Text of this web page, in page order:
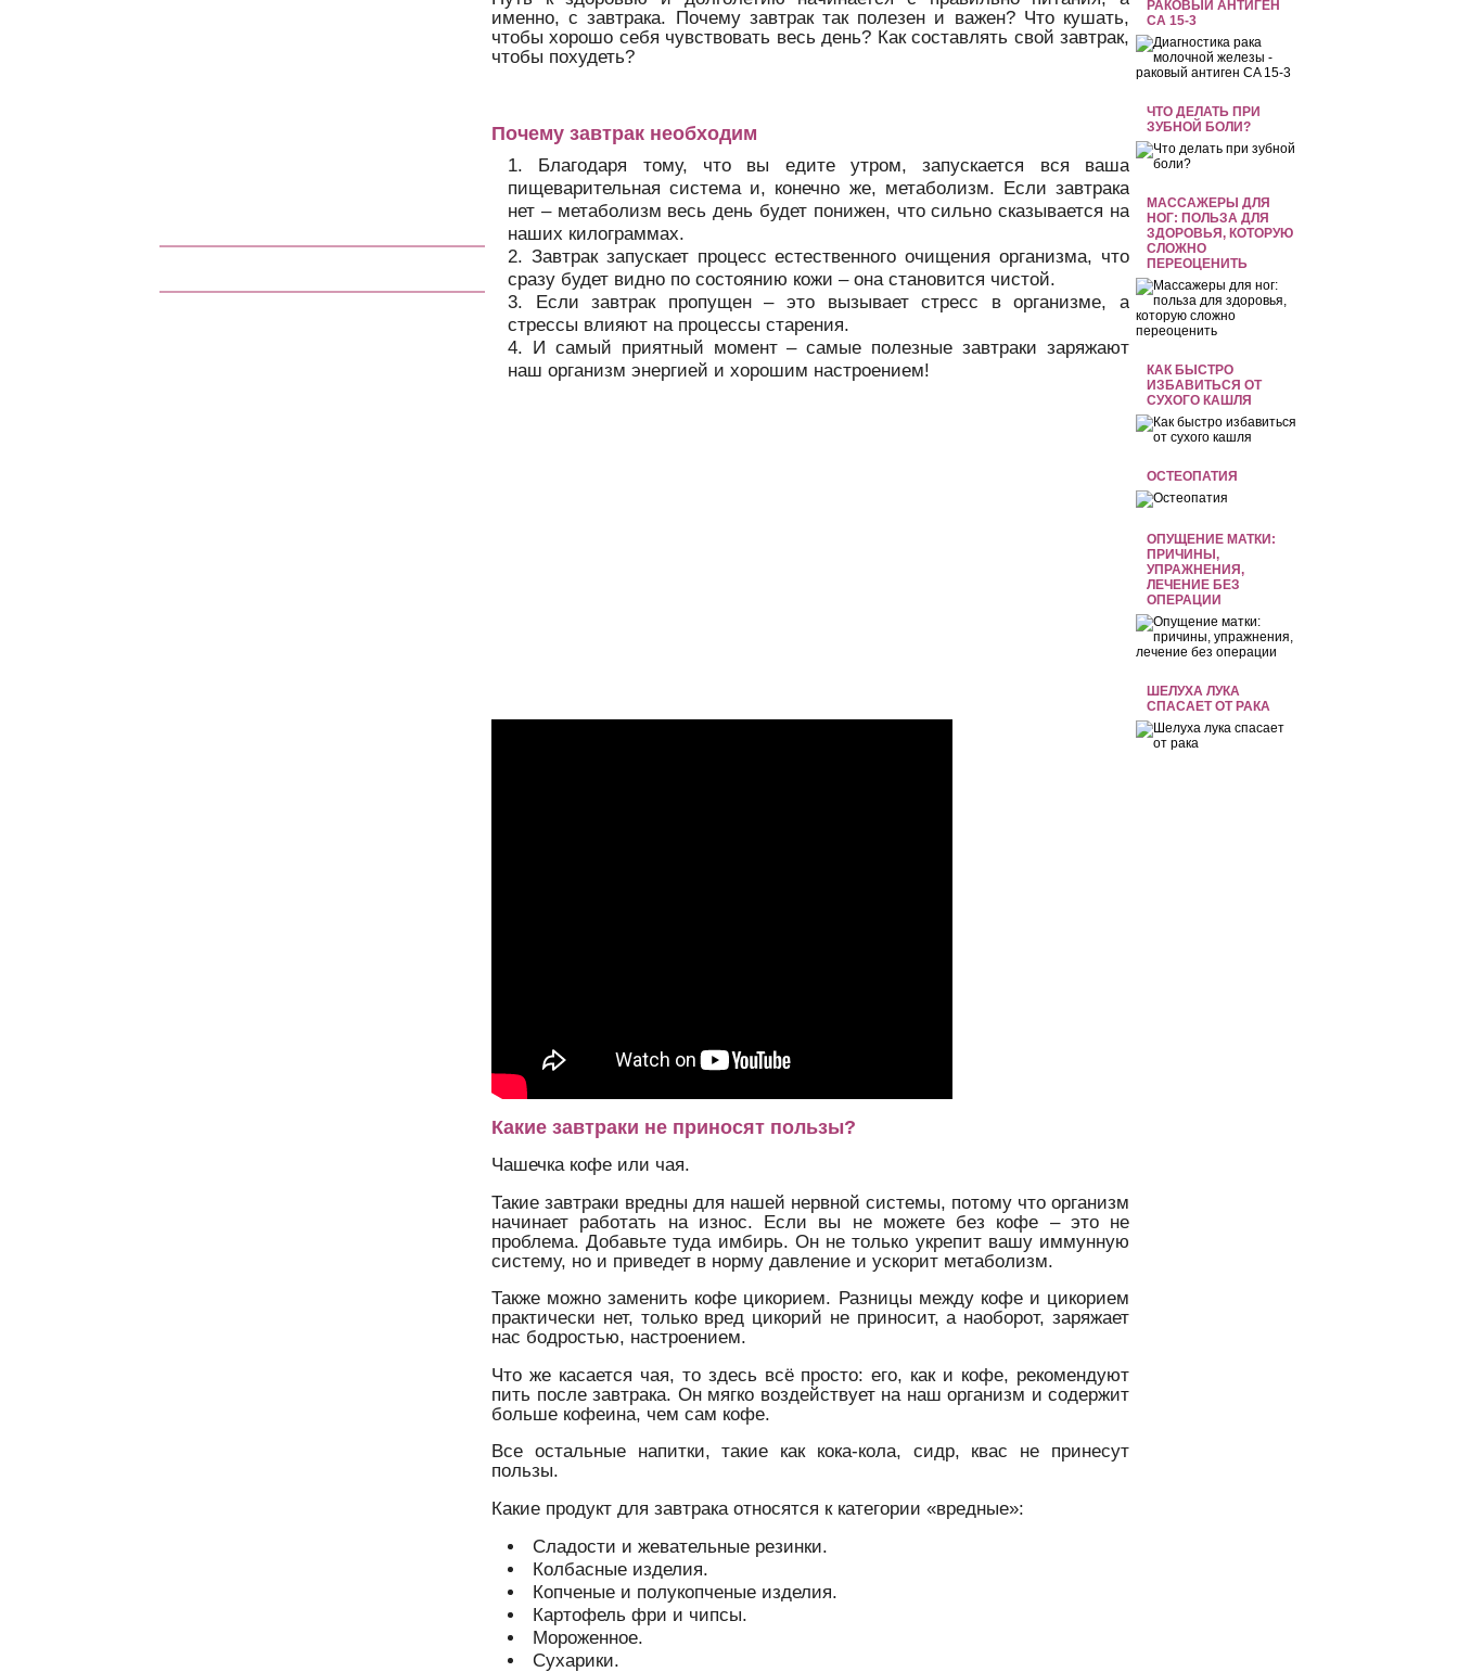
РАКОВЫЙ АНТИГЕН
CA 15-3
ЧТО ДЕЛАТЬ ПРИ
ЗУБНОЙ БОЛИ?
МАССАЖЕРЫ ДЛЯ
НОГ: ПОЛЬЗА ДЛЯ
ЗДОРОВЬЯ, КОТОРУЮ
СЛОЖНО
ПЕРЕОЦЕНИТЬ
КАК БЫСТРО
ИЗБАВИТЬСЯ ОТ
СУХОГО КАШЛЯ
ОСТЕОПАТИЯ
ОПУЩЕНИЕ МАТКИ:
ПРИЧИНЫ,
УПРАЖНЕНИЯ,
ЛЕЧЕНИЕ БЕЗ
ОПЕРАЦИИ
ШЕЛУХА ЛУКА
СПАСАЕТ ОТ РАКА
именно, с завтрака. Почему завтрак так полезен и важен? Что кушать,
чтобы хорошо себя чувствовать весь день? Как составлять свой завтрак,
чтобы похудеть?
Почему завтрак необходим
Благодаря тому, что вы едите утром, запускается вся ваша
пищеварительная система и, конечно же, метаболизм. Если завтрака
нет – метаболизм весь день будет понижен, что сильно сказывается на
наших килограммах.
Завтрак запускает процесс естественного очищения организма, что
сразу будет видно по состоянию кожи – она становится чистой.
Если завтрак пропущен – это вызывает стресс в организме, а
стрессы влияют на процессы старения.
И самый приятный момент – самые полезные завтраки заряжают
наш организм энергией и хорошим настроением!
Какие завтраки не приносят пользы?
Чашечка кофе или чая.
Такие завтраки вредны для нашей нервной системы, потому что организм
начинает работать на износ. Если вы не можете без кофе – это не
проблема. Добавьте туда имбирь. Он не только укрепит вашу иммунную
систему, но и приведет в норму давление и ускорит метаболизм.
Также можно заменить кофе цикорием. Разницы между кофе и цикорием
практически нет, только вред цикорий не приносит, а наоборот, заряжает
нас бодростью, настроением.
Что же касается чая, то здесь всё просто: его, как и кофе, рекомендуют
пить после завтрака. Он мягко воздействует на наш организм и содержит
больше кофеина, чем сам кофе.
Все остальные напитки, такие как кока-кола, сидр, квас не принесут
пользы.
Какие продукт для завтрака относятся к категории «вредные»:
Сладости и жевательные резинки.
Колбасные изделия.
Копченые и полукопченые изделия.
Картофель фри и чипсы.
Мороженное.
Сухарики.